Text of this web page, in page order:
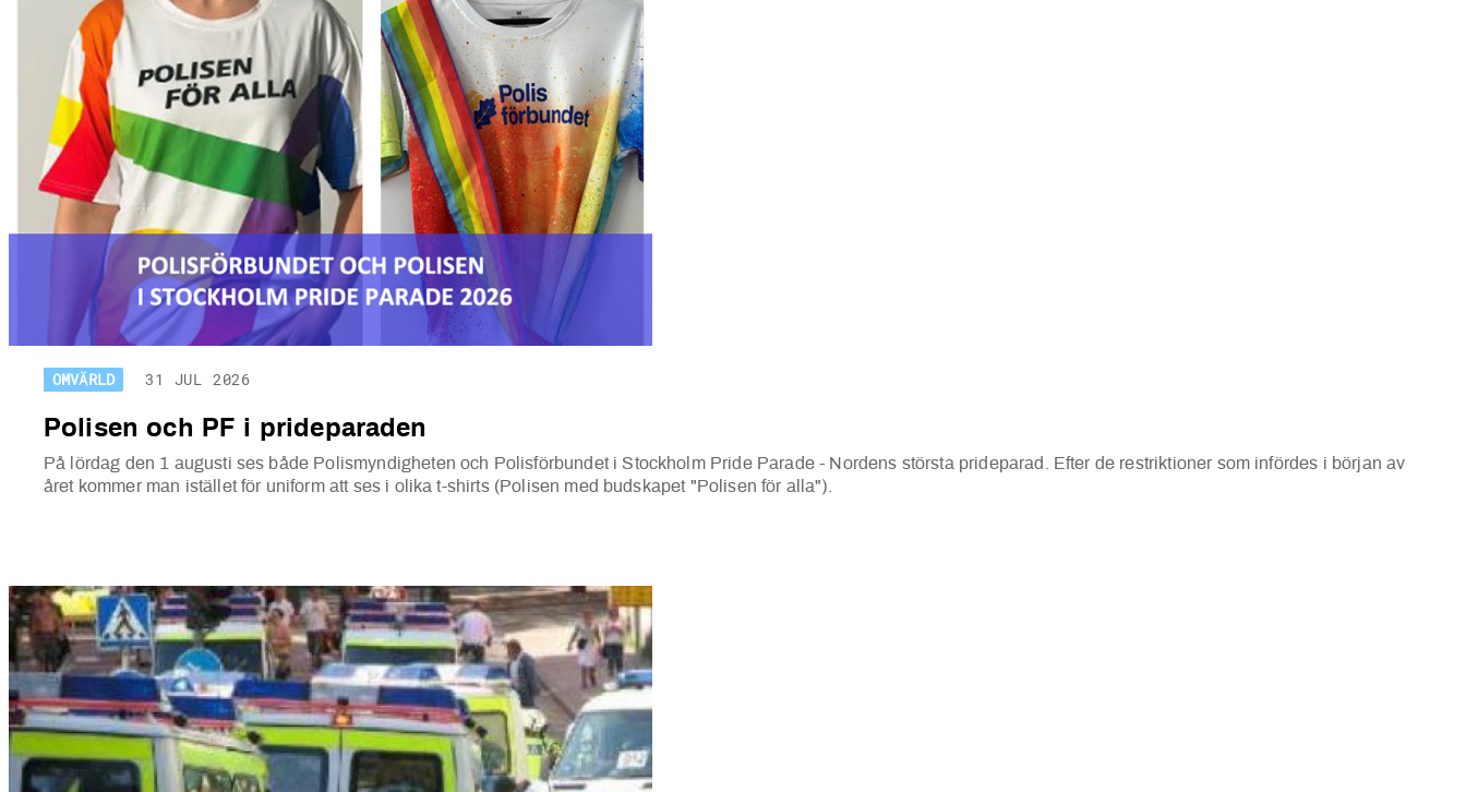
OMVÄRLD 31 JUL 2026
Polisen och PF i prideparaden
På lördag den 1 augusti ses både Polismyndigheten och Polisförbundet i Stockholm Pride Parade - Nordens största prideparad. Efter de restriktioner som infördes i början av
året kommer man istället för uniform att ses i olika t-shirts (Polisen med budskapet "Polisen för alla").